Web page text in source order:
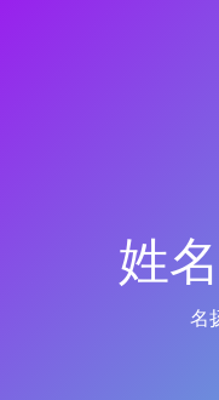
姓
名